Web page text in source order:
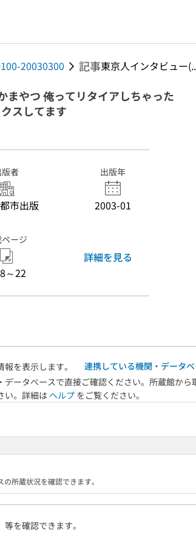
20030300 記事東京人インタビュー
やつ 俺ってリタイアしちゃった
スしてます
版者
市出版
出版年
2003-01
ージ
～22
詳細を見る
を表示します。
連携している機関・データ
ータベースで直接ご確認ください。所蔵館か
い。詳細は ヘルプ をご覧ください。
所蔵状況を確認できます。
を確認できます。